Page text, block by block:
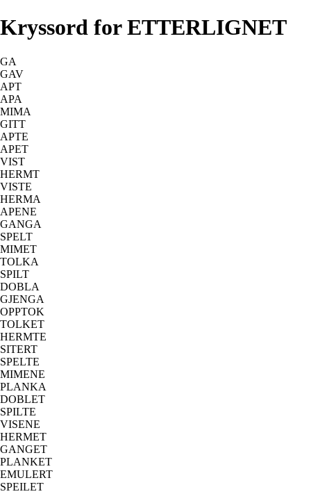
Kryssord for ETTERLIGNET
GA
GAV
APT
APA
MIMA
GITT
APTE
APET
VIST
HERMT
VISTE
HERMA
APENE
GANGA
SPELT
MIMET
TOLKA
SPILT
DOBLA
GJENGA
OPPTOK
TOLKET
HERMTE
SITERT
SPELTE
MIMENE
PLANKA
DOBLET
SPILTE
VISENE
HERMET
GANGET
PLANKET
EMULERT
SPEILET